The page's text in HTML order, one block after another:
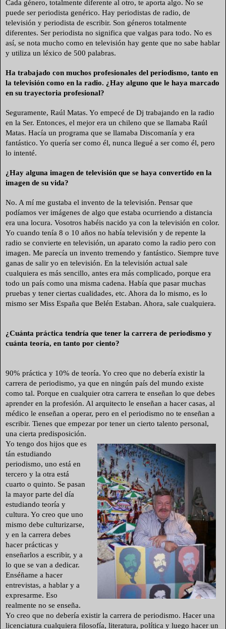
Cada género, totalmente diferente al otro, te aporta algo. No se
puede ser periodista genérico. Hay periodistas de radio, de
televisión y periodista de escribir. Son géneros totalmente
diferentes. Ser periodista no significa que valgas para todo. No es
así, se nota mucho como en televisión hay gente que no sabe hablar
y utiliza un léxico de 500 palabras.
Ha trabajado con muchos profesionales del periodismo, tanto en
la televisión como en la radio. ¿Hay alguno que le haya marcado
en su trayectoria profesional?
Seguramente, Raúl Matas. Yo empecé de Dj trabajando en la radio
en la Ser. Entonces, el mejor era un chileno que se llamaba Raúl
Matas. Hacía un programa que se llamaba Discomanía y era
fantástico. Yo quería ser como él, nunca llegué a ser como él, pero
lo intenté.
¿Hay alguna imagen de televisión que se haya convertido en la
imagen de su vida?
No. A mí me gustaba el invento de la televisión. Pensar que
podíamos ver imágenes de algo que estaba ocurriendo a distancia
era una locura. Vosotros habéis nacido ya con la televisión en color.
Yo cuando tenía 8 o 10 años no había televisión y de repente la
radio se convierte en televisión, un aparato como la radio pero con
imagen. Me parecía un invento tremendo y fantástico. Siempre tuve
ganas de salir yo en televisión. En la televisión actual sale
cualquiera es más sencillo, antes era más complicado, porque era
todo un país como una misma cadena. Había que pasar muchas
pruebas y tener ciertas cualidades, etc. Ahora da lo mismo, es lo
mismo ser Miss España que Belén Estaban. Ahora, sale cualquiera.
¿Cuánta práctica tendría que tener la carrera de periodismo y
cuánta teoría, en tanto por ciento?
90% práctica y 10% de teoría. Yo creo que no debería existir la
carrera de periodismo, ya que en ningún país del mundo existe
como tal. Porque en cualquier otra carrera te enseñan lo que debes
aprender en la profesión. Al arquitecto le enseñan a hacer casas, al
médico le enseñan a operar, pero en el periodismo no te enseñan a
escribir. Tienes que empezar por tener un cierto talento personal,
una cierta predisposición.
Yo tengo dos hijos que es
tán estudiando
periodismo, uno está en
tercero y la otra está
cuarto o quinto. Se pasan
la mayor parte del día
estudiando teoría y
cultura. Yo creo que uno
mismo debe culturizarse,
y en la carrera debes
hacer prácticas y
enseñarlos a escribir, y a
lo que se van a dedicar.
Enséñame a hacer
entrevistas, a hablar y a
expresarme. Eso
realmente no se enseña.
Yo creo que no debería existir la carrera de periodismo. Hacer una
licenciatura cualquiera filosofía, literatura, política y luego hacer un